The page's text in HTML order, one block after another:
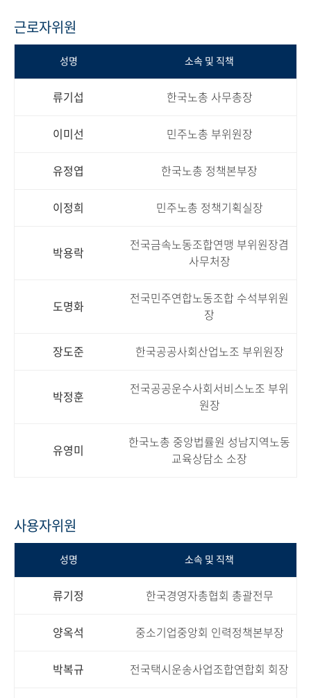
근로자위원
성명 소속 및 직책
류기섭 한국노총 사무총장
이미선 민주노총 부위원장
유정엽 한국노총 정책본부장
이정희 민주노총 정책기획실장
박용락
전국금속노동조합연맹 부위원장겸
사무처장
도명화
전국민주연합노동조합 수석부위원
장
장도준 한국공공사회산업노조 부위원장
박정훈
전국공공운수사회서비스노조 부위
원장
유영미
한국노총 중앙법률원 성남지역노동
교육상담소 소장
사용자위원
성명 소속 및 직책
류기정 한국경영자총협회 총괄전무
양옥석 중소기업중앙회 인력정책본부장
박복규 전국택시운송사업조합연합회 회장